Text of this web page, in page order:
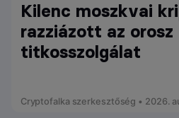
Kilenc moszkvai
razziázott az orosz
titkosszolgálat
Cryptofalka szerkesztőség • 2026.